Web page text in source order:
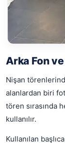
Arka Fon ve
Nişan
alanlardan biri
tören sırasında
kullanılır.
Kullanılan